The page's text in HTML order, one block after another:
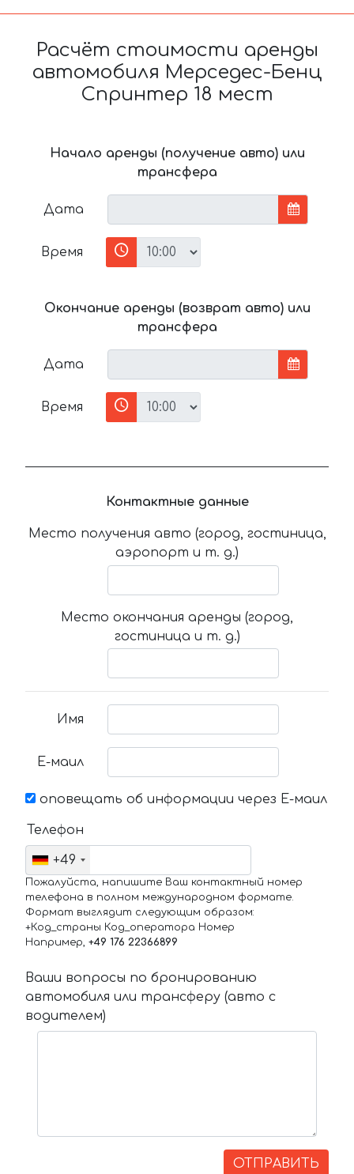
Расчёт стоимости аренды
автомобиля Мерседес-Бенц
Спринтер 18 мест
Начало аренды (получение авто) или
трансфера
Дата
Время
Окончание аренды (возврат авто) или
трансфера
Дата
Время
Контактные данные
Место получения авто (город, гостиница,
аэропорт и т. д.)
Место окончания аренды (город,
гостиница и т. д.)
Имя
Е-маил
оповещать об информации через Е-маил
Телефон
+49
Пожалуйста, напишите Ваш контактный номер
телефона в полном международном формате.
Формат выглядит следующим образом:
+Код_страны Код_оператора Номер
Например, +49 176 22366899
Ваши вопросы по бронированию
автомобиля или трансферу (авто с
водителем)
ОТПРАВИТЬ